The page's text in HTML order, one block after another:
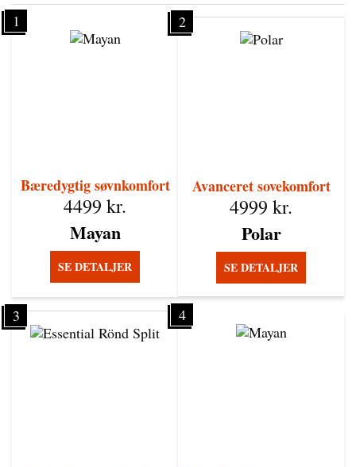
1
Bæredygtig søvnkomfort
Mayan
4499 kr.
SE DETALJER
2
Avanceret sovekomfort
Polar
4999 kr.
SE DETALJER
3 4